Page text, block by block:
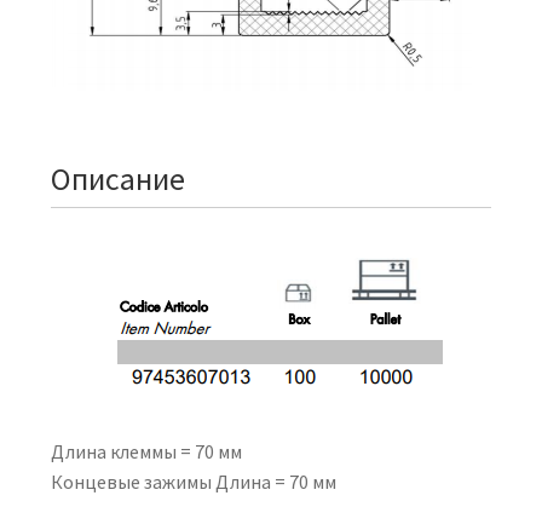
Описание
Длина клеммы = 70 мм
Концевые зажимы Длина = 70 мм